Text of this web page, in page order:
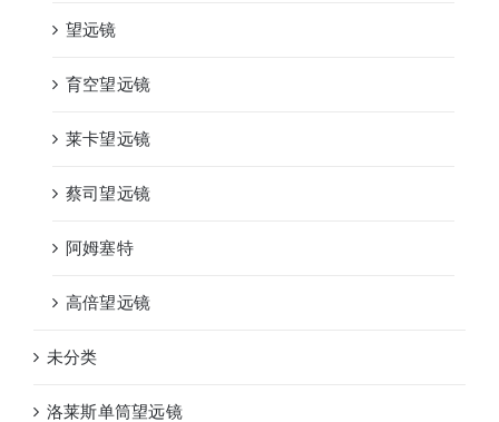
望远镜
育空望远镜
莱卡望远镜
蔡司望远镜
阿姆塞特
高倍望远镜
未分类
洛莱斯单筒望远镜